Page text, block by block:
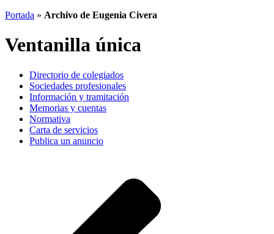
Portada » Archivo de Eugenia Civera
Ventanilla única
Directorio de colegiados
Sociedades profesionales
Información y tramitación
Memorias y cuentas
Normativa
Carta de servicios
Publica un anuncio